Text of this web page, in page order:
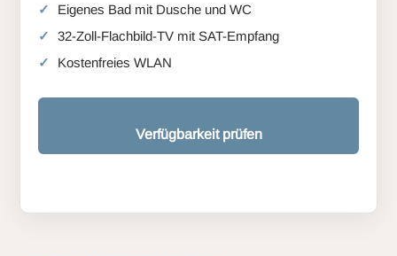
Eigenes Bad mit Dusche und WC
32-Zoll-Flachbild-TV mit SAT-Empfang
Kostenfreies WLAN
Verfügbarkeit prüfen